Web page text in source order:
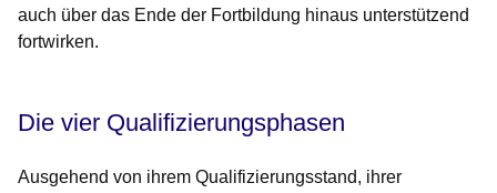
auch über das Ende der Fortbildung hinaus unterstützend
fortwirken.
Die vier Qualifizierungsphasen
Ausgehend von ihrem Qualifizierungsstand, ihrer